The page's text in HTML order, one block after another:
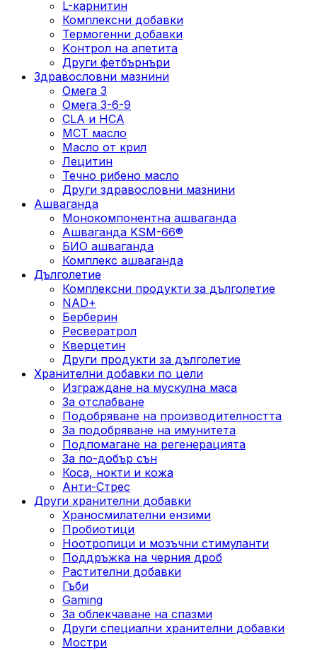
L-карнитин
Комплексни добавки
Термогенни добавки
Kонтрол на апетита
Други фетбърнъри
Здравословни мазнини
Омега 3
Омега 3-6-9
CLA и HCA
МСТ масло
Масло от крил
Лецитин
Течно рибено масло
Други здравословни мазнини
Ашваганда
Монокомпонентна ашваганда
Ашваганда KSM-66®
БИО ашваганда
Комплекс ашваганда
Дълголетие
Комплексни продукти за дълголетие
NAD+
Берберин
Ресвератрол
Кверцетин
Други продукти за дълголетие
Хранителни добавки по цели
Изграждане на мускулна маса
За отслабване
Подобряване на производителността
За подобряване на имунитета
Подпомагане на регенерацията
За по-добър сън
Коса, нокти и кожа
Анти-Стрес
Други хранителни добавки
Храносмилателни ензими
Пробиотици
Ноотропици и мозъчни стимуланти
Поддръжка на черния дроб
Растителни добавки
Гъби
Gaming
За облекчаване на спазми
Други специални хранителни добавки
Мостри